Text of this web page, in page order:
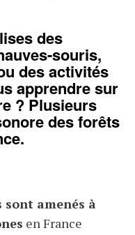
des
souris,
des activités
apprendre sur
? Plusieurs
des forêts
sont amenés à
en France